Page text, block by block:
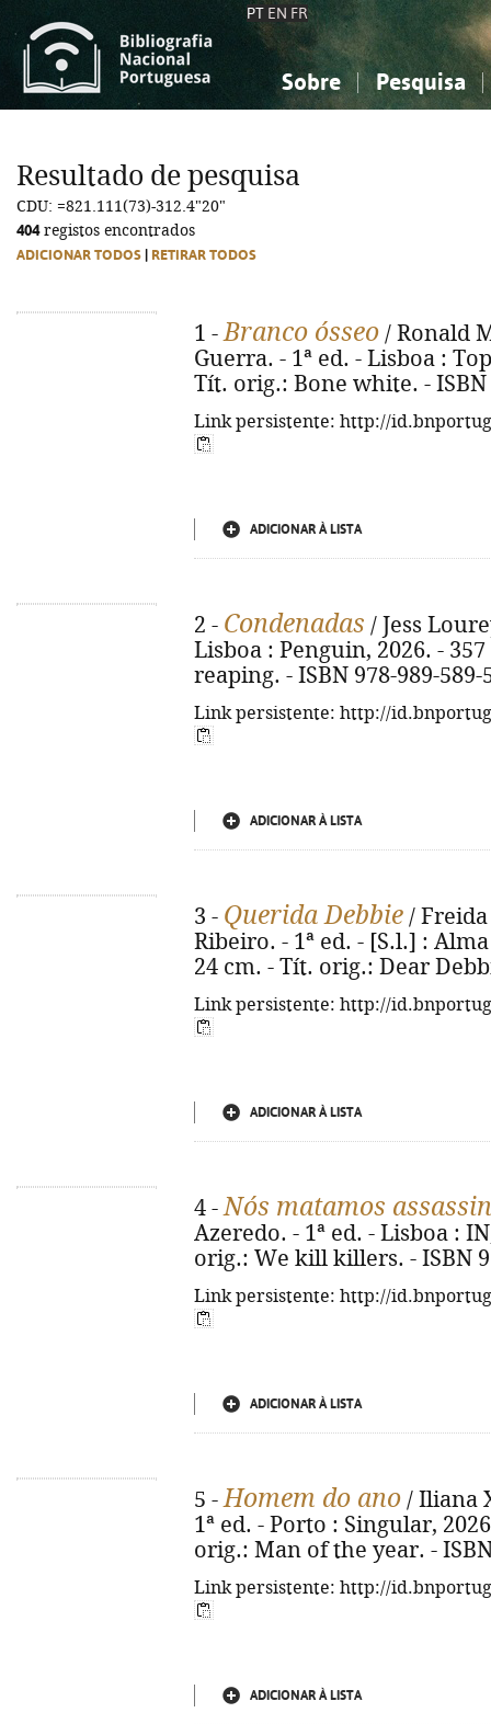
PT EN FR
Sobre Pesquisa
Ciências sociais...
Ciências sociais...
Resultado de pesquisa
CDU: =821.111(73)-312.4"20"
404registos encontrados
ADICIONAR TODOS RETIRAR TODOS
1 -Branco ósseo / Ronald
Guerra. - 1ª ed. - Lisboa :
Tít. orig.: Bone white. - ISBN
Link persistente: http://
ADICIONAR À LISTA
2 - Condenadas / Jess
Lisboa : Penguin, 2026. -
reaping. - ISBN 978-989-589-
Link persistente: http://
ADICIONAR À LISTA
3 - Querida Debbie /
Ribeiro. - 1ª ed. - [S.l.] :
24 cm. - Tít. orig.: Dear
Link persistente: http://
ADICIONAR À LISTA
4 -Nós matamos
Azeredo. - 1ª ed. - Lisboa :
orig.: We kill killers. - ISBN
Link persistente: http://
ADICIONAR À LISTA
5 -Homem do ano / Iliana
1ª ed. - Porto : Singular,
orig.: Man of the year. -
Link persistente: http://
ADICIONAR À LISTA